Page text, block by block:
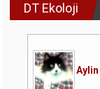
DT Ekoloji